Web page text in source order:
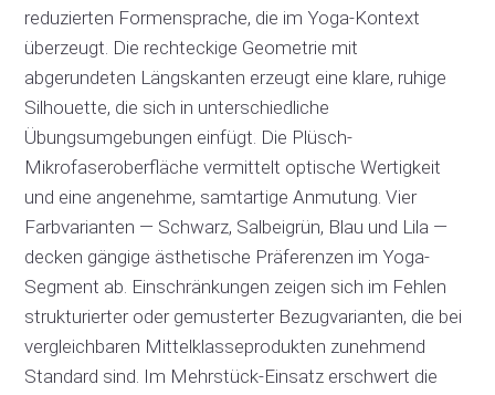
reduzierten Formensprache, die im Yoga-Kontext
überzeugt. Die rechteckige Geometrie mit
abgerundeten Längskanten erzeugt eine klare, ruhige
Silhouette, die sich in unterschiedliche
Übungsumgebungen einfügt. Die Plüsch-
Mikrofaseroberfläche vermittelt optische Wertigkeit
und eine angenehme, samtartige Anmutung. Vier
Farbvarianten — Schwarz, Salbeigrün, Blau und Lila —
decken gängige ästhetische Präferenzen im Yoga-
Segment ab. Einschränkungen zeigen sich im Fehlen
strukturierter oder gemusterter Bezugvarianten, die bei
vergleichbaren Mittelklasseprodukten zunehmend
Standard sind. Im Mehrstück-Einsatz erschwert die